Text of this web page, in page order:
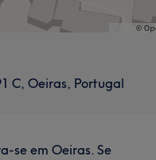
C, Oeiras, Portugal
se em Oeiras. Se